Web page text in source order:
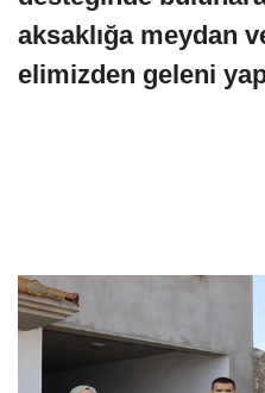
aksaklığa meydan
elimizden geleni